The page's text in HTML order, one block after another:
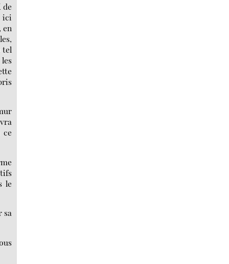
de
ici
en
tel
ce
le
sa